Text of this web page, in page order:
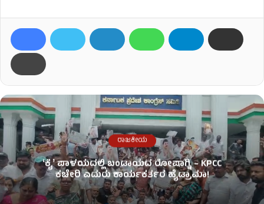
ರಾಜಕೀಯ
ʻಕೈʼ​ ಪಾಳಯದಲ್ಲಿ ಬಂಡಾಯದ ರೋಷಾಗ್ನಿ – KPCC
ಕಚೇರಿ ಎದುರು ಕಾರ್ಯಕರ್ತರ ಹೈಡ್ರಾಮಾ!